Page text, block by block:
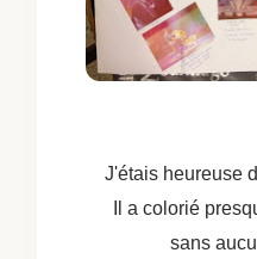
J'étais heureuse
Il a colorié
sans